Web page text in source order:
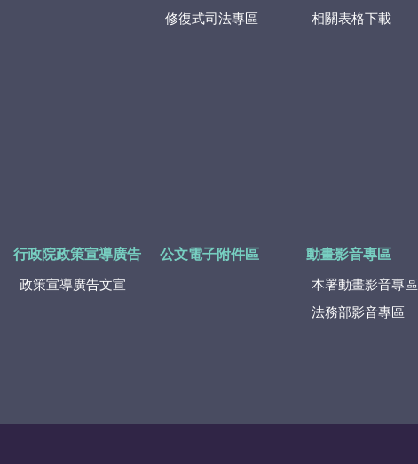
修復式司法專區 相關表格下載
行政院政策宣導廣告
政策宣導廣告文宣
公文電子附件區 動畫影音專區
本署動畫影音專區
法務部影音專區